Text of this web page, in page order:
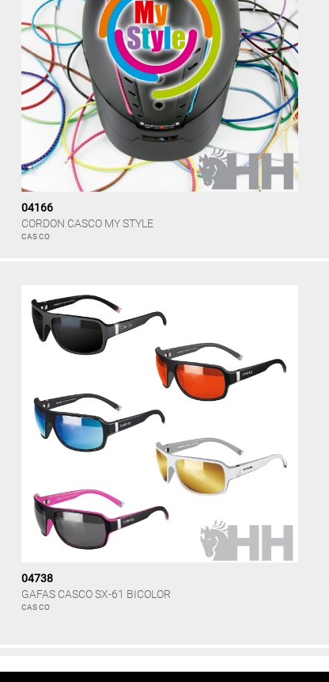
04166
CORDON CASCO MY STYLE
CAS CO
04738
GAFAS CASCO SX-61 BICOLOR
CAS CO